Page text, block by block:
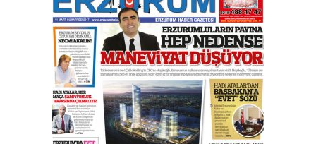
Esat BİNDESEN
Başkan Sekmen’den Erzurum’a
bir vizyon proje daha!
02 Ağustos 2026 Pazar
Kadir SABUNCUOĞLU
Erzurumspor’un köşe taşları
29 Haziran 2026 Pazartesi